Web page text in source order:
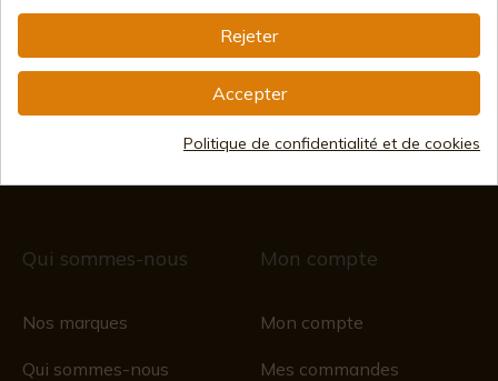
(+34)676 850 364
Informations sur le client
Du lundi au vendredi de 09h00 à 15h00
Registre du commerce
CIF : ES B44193092 · Immatriculée au registre du
commerce 28/01/578, folio 242,
Qui sommes-nous
Nos marques
Qui sommes-nous
Mon compte
Mon compte
Mes commandes
Rejeter
Accepter
Politique de confidentialité et de cookies